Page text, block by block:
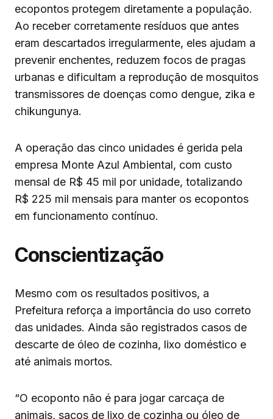
ecopontos protegem diretamente a população.
Ao receber corretamente resíduos que antes
eram descartados irregularmente, eles ajudam a
prevenir enchentes, reduzem focos de pragas
urbanas e dificultam a reprodução de mosquitos
transmissores de doenças como dengue, zika e
chikungunya.
A operação das cinco unidades é gerida pela
empresa Monte Azul Ambiental, com custo
mensal de R$ 45 mil por unidade, totalizando
R$ 225 mil mensais para manter os ecopontos
em funcionamento contínuo.
Conscientização
Mesmo com os resultados positivos, a
Prefeitura reforça a importância do uso correto
das unidades. Ainda são registrados casos de
descarte de óleo de cozinha, lixo doméstico e
até animais mortos.
“O ecoponto não é para jogar carcaça de
animais, sacos de lixo de cozinha ou óleo de